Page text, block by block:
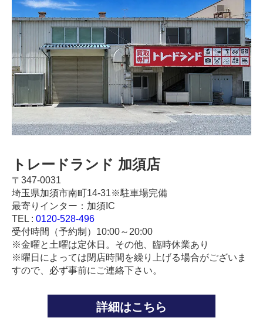
トレードランド 加須店
〒347-0031
埼玉県加須市南町14-31※駐車場完備
最寄りインター：加須IC
TEL : 0120-528-496
受付時間（予約制）10:00～20:00
※金曜と土曜は定休日。その他、臨時休業あり
※曜日によっては閉店時間を繰り上げる場合がございま
すので、必ず事前にご連絡下さい。
詳細はこちら